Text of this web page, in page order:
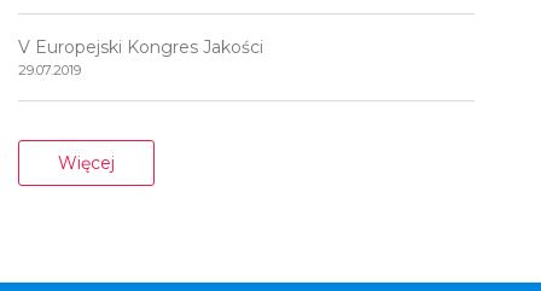
V Europejski Kongres Jakości
29.07.2019
Więcej